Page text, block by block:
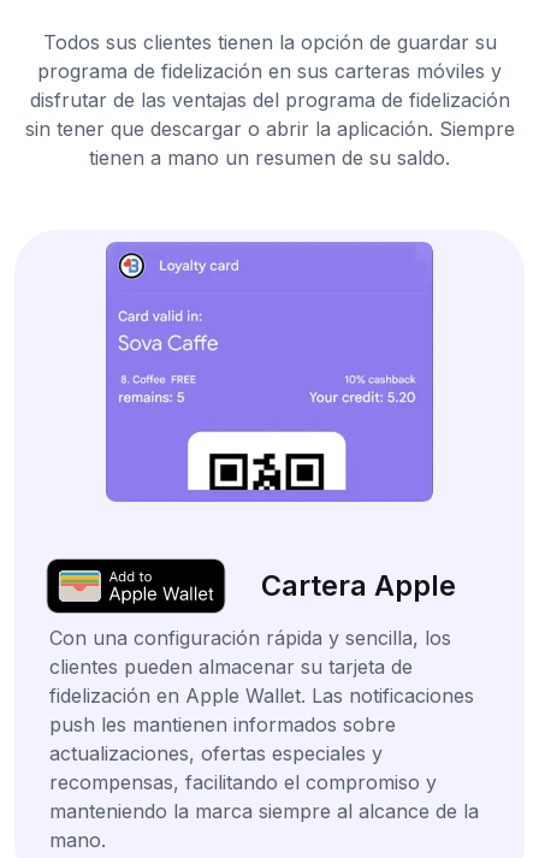
Todos sus clientes tienen la opción de guardar su
programa de fidelización en sus carteras móviles y
disfrutar de las ventajas del programa de fidelización
sin tener que descargar o abrir la aplicación. Siempre
tienen a mano un resumen de su saldo.
Cartera Apple
Con una configuración rápida y sencilla, los
clientes pueden almacenar su tarjeta de
fidelización en Apple Wallet. Las notificaciones
push les mantienen informados sobre
actualizaciones, ofertas especiales y
recompensas, facilitando el compromiso y
manteniendo la marca siempre al alcance de la
mano.